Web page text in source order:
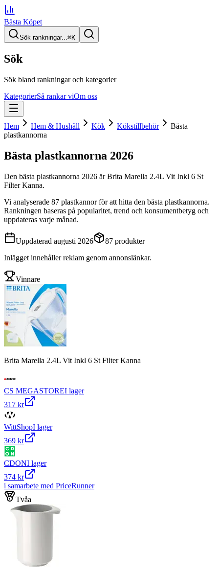
Bästa Köpet
Sök rankningar...⌘K
Sök
Sök bland rankningar och kategorier
KategorierSå rankar viOm oss
Hem Hem & Hushåll Kök Kökstillbehör
Bästa
plastkannorna
Bästa plastkannorna 2026
Den bästa plastkannorna 2026 ärBrita Marella 2.4L Vit Inkl 6 St
Filter Kanna.
Vi analyserade 87 plastkannorför att hitta den bästa plastkannorna.
Rankningen baseras på popularitet, trend och konsumentbetyg och
uppdateras varje månad.
Uppdaterad augusti 2026 87 produkter
Inlägget innehåller reklam genom annonslänkar.
Vinnare
Brita Marella 2.4L Vit Inkl 6 St Filter Kanna
CS MEGASTOREI lager
317 kr
WittShopI lager
369 kr
CDONI lager
374 kr
i samarbete med PriceRunner
Tvåa